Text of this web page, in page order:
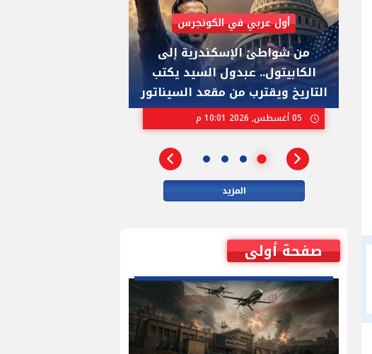
أول عربي في الكونجرس
من شواطئ الإسكندرية إلى
الكابيتول.. عبدول السيد يكتب
التاريخ ويقترب من مقعد السيناتور
المزيد
صفحة أولى